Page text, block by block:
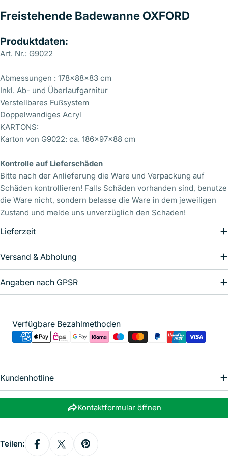
Freistehende Badewanne OXFORD
Produktdaten:
Art. Nr.: G9022
Abmessungen : 178x88x83 cm
Inkl. Ab- und Überlaufgarnitur
Verstellbares Fußsystem
Doppelwandiges Acryl
KARTONS:
Karton von G9022: ca. 186x97x88 cm
Kontrolle auf Lieferschäden
Bitte nach der Anlieferung die Ware und Verpackung auf
Schäden kontrollieren! Falls Schäden vorhanden sind, benutze
die Ware nicht, sondern belasse die Ware in dem jeweiligen
Zustand und melde uns unverzüglich den Schaden!
Lieferzeit
Versand & Abholung
Angaben nach GPSR
Verfügbare Bezahlmethoden
Zahlungsmethoden
Kundenhotline
Kontaktformular öffnen
Senden Sie uns Ihre Frage/n
Ihr
Name
E-
Telefon
Ihre
Nachricht
Nachricht senden
Teilen: